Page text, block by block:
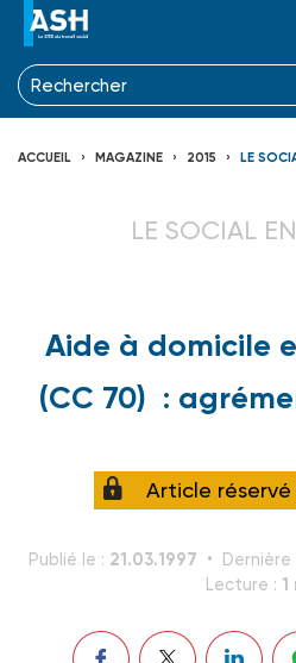
ACCUEIL MAGAZINE 2015 LE
LE SOCIAL
Aide à domicile
(CC 70) :
Article
Publié le : 21.03.1997 Dernière
Lecture : 1